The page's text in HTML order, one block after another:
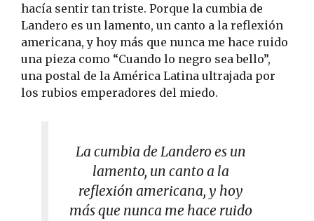
hacía sentir tan triste. Porque la cumbia de
Landero es un lamento, un canto a la reflexión
americana, y hoy más que nunca me hace ruido
una pieza como “Cuando lo negro sea bello”,
una postal de la América Latina ultrajada por
los rubios emperadores del miedo.
La cumbia de Landero es un
lamento, un canto a la
reflexión americana, y hoy
más que nunca me hace ruido